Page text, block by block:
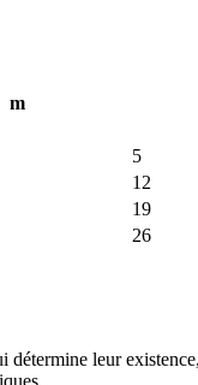
m
5
12
19
26
détermine leur